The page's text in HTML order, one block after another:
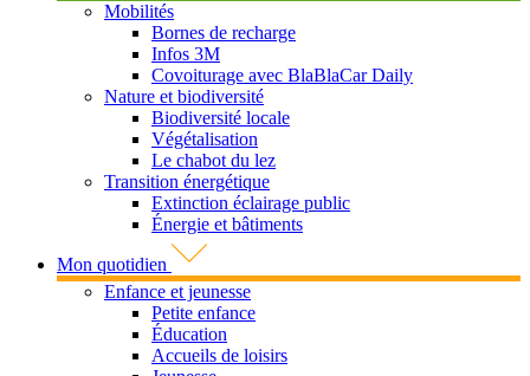
Mobilités
Bornes de recharge
Infos 3M
Covoiturage avec BlaBlaCar Daily
Nature et biodiversité
Biodiversité locale
Végétalisation
Le chabot du lez
Transition énergétique
Extinction éclairage public
Énergie et bâtiments
Mon quotidien
Enfance et jeunesse
Petite enfance
Éducation
Accueils de loisirs